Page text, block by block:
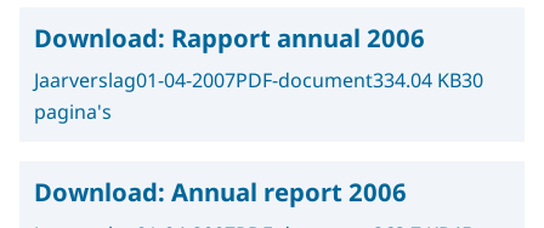
Download: Rapport annual 2006
Jaarverslag01-04-2007PDF-document334.04 KB30
pagina's
Download: Annual report 2006